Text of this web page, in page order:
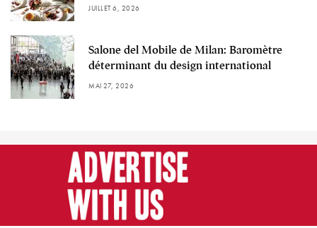
JUILLET 6, 2026
Salone del Mobile de Milan: Baromètre
déterminant du design international
MAI 27, 2026